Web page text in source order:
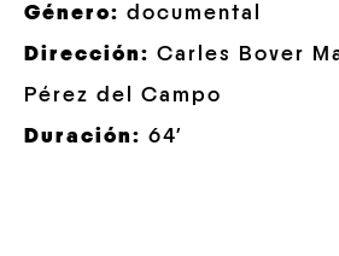
Género: documental
Dirección: Carles Bover
Pérez del Campo
Duración: 64′